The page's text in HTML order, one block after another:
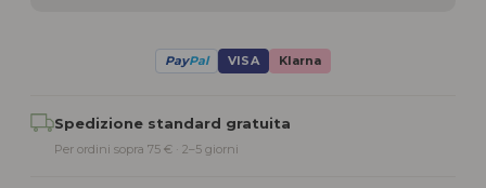
PayPal VISA Klarna
Spedizione standard gratuita
Per ordini sopra 75 € · 2–5 giorni